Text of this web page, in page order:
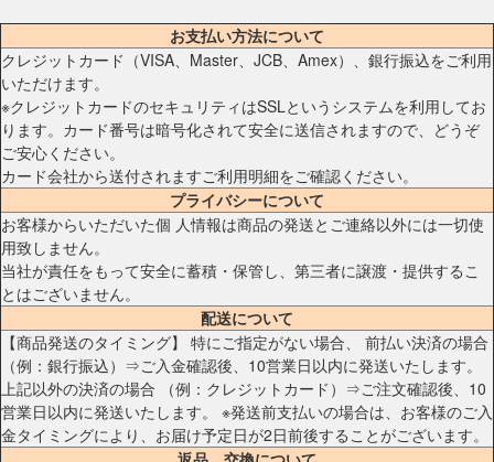
お支払い方法について
クレジットカード（VISA、Master、JCB、Amex）、銀行振込をご利用
いただけます。
※クレジットカードのセキュリティはSSLというシステムを利用してお
ります。カード番号は暗号化されて安全に送信されますので、どうぞ
ご安心ください。
カード会社から送付されますご利用明細をご確認ください。
プライバシーについて
お客様からいただいた個 人情報は商品の発送とご連絡以外には一切使
用致しません。
当社が責任をもって安全に蓄積・保管し、第三者に譲渡・提供するこ
とはございません。
配送について
【商品発送のタイミング】 特にご指定がない場合、 前払い決済の場合
（例：銀行振込）⇒ご入金確認後、10営業日以内に発送いたします。
上記以外の決済の場合 （例：クレジットカード）⇒ご注文確認後、10
営業日以内に発送いたします。 ※発送前支払いの場合は、お客様のご入
金タイミングにより、お届け予定日が2日前後することがございます。